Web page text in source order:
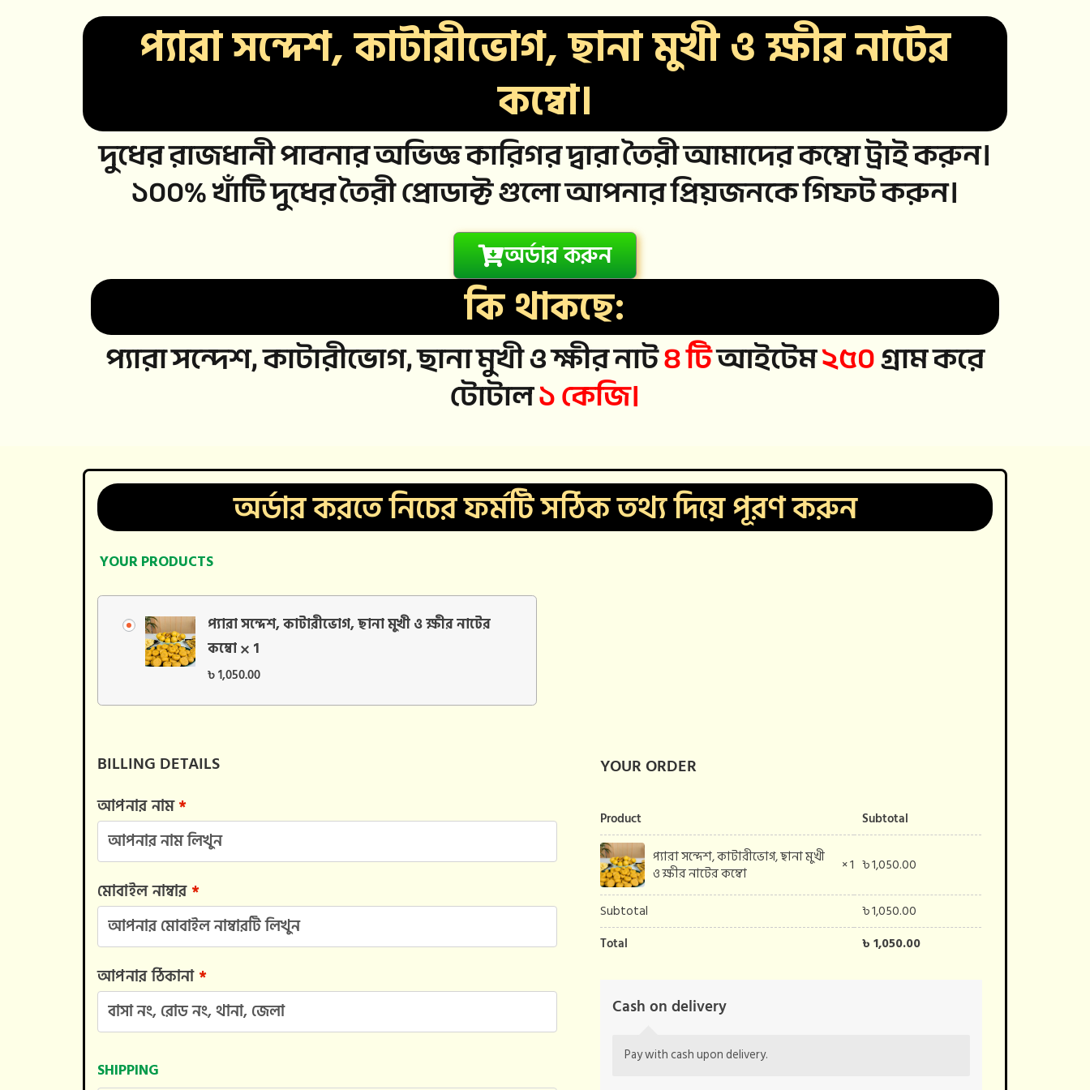
প্যারা সন্দেশ, কাটারীভোগ, ছানা মুখী ও ক্ষীর নাটের
কম্বো।
দুধের রাজধানী পাবনার অভিজ্ঞ কারিগর দ্বারা তৈরী আমাদের কম্বো ট্রাই করুন।
১০০% খাঁটি দুধের তৈরী প্রোডাক্ট গুলো আপনার প্রিয়জনকে গিফট করুন।
অর্ডার করুন
কি থাকছে:
প্যারা সন্দেশ, কাটারীভোগ, ছানা মুখী ও ক্ষীর নাট৪ টিআইটেম২৫০গ্রাম করে
টোটাল১ কেজি।
অর্ডার করতে নিচের ফর্মটি সঠিক তথ্য দিয়ে পূরণ করুন
YOUR PRODUCTS
প্যারা সন্দেশ, কাটারীভোগ, ছানা মুখী ও ক্ষীর নাটের
কম্বো
1
৳1,050.00
BILLING DETAILS
আপনার নাম*
মোবাইল নাম্বার*
আপনার ঠিকানা*
SHIPPING
YOUR ORDER
Product
Subtotal
প্যারা সন্দেশ, কাটারীভোগ, ছানা মুখী
ও ক্ষীর নাটের কম্বো
× 1 ৳1,050.00
Subtotal ৳1,050.00
Total
৳1,050.00
Cash on delivery
Pay with cash upon delivery.